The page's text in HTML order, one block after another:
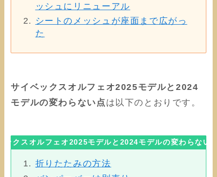
ッシュにリニューアル
シートのメッシュが座面まで広がっ
た
サイベックスオルフェオ2025モデルと2024
モデルの変わらない点 は以下のとおりです。
ックスオルフェオ2025モデルと2024モデルの変わらない
折りたたみの方法